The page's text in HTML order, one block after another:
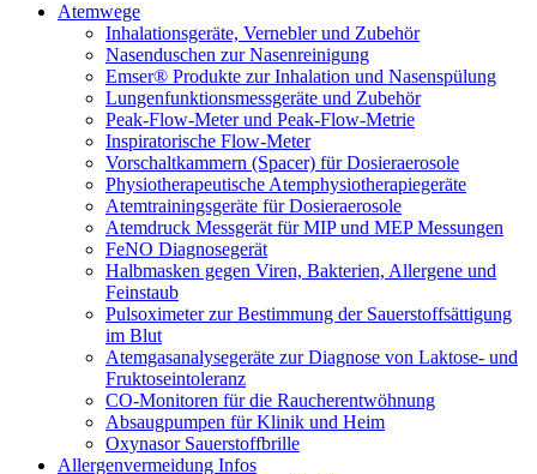
Atemwege
Inhalationsgeräte, Vernebler und Zubehör
Nasenduschen zur Nasenreinigung
Emser® Produkte zur Inhalation und Nasenspülung
Lungenfunktionsmessgeräte und Zubehör
Peak-Flow-Meter und Peak-Flow-Metrie
Inspiratorische Flow-Meter
Vorschaltkammern (Spacer) für Dosieraerosole
Physiotherapeutische Atemphysiotherapiegeräte
Atemtrainingsgeräte für Dosieraerosole
Atemdruck Messgerät für MIP und MEP Messungen
FeNO Diagnosegerät
Halbmasken gegen Viren, Bakterien, Allergene und
Feinstaub
Pulsoximeter zur Bestimmung der Sauerstoffsättigung
im Blut
Atemgasanalysegeräte zur Diagnose von Laktose- und
Fruktoseintoleranz
CO-Monitoren für die Raucherentwöhnung
Absaugpumpen für Klinik und Heim
Oxynasor Sauerstoffbrille
Allergenvermeidung Infos